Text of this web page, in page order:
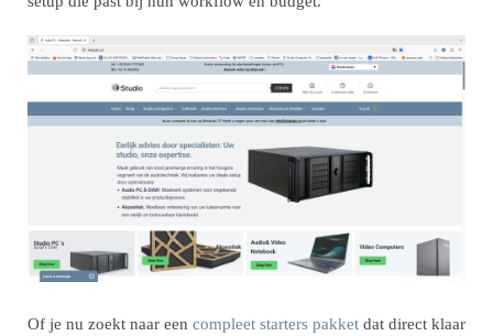
Of je nu zoekt naar een compleet starters pakket dat direct klaar